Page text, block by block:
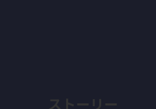
ストーリー